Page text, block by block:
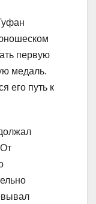
первую
медаль.
его путь к